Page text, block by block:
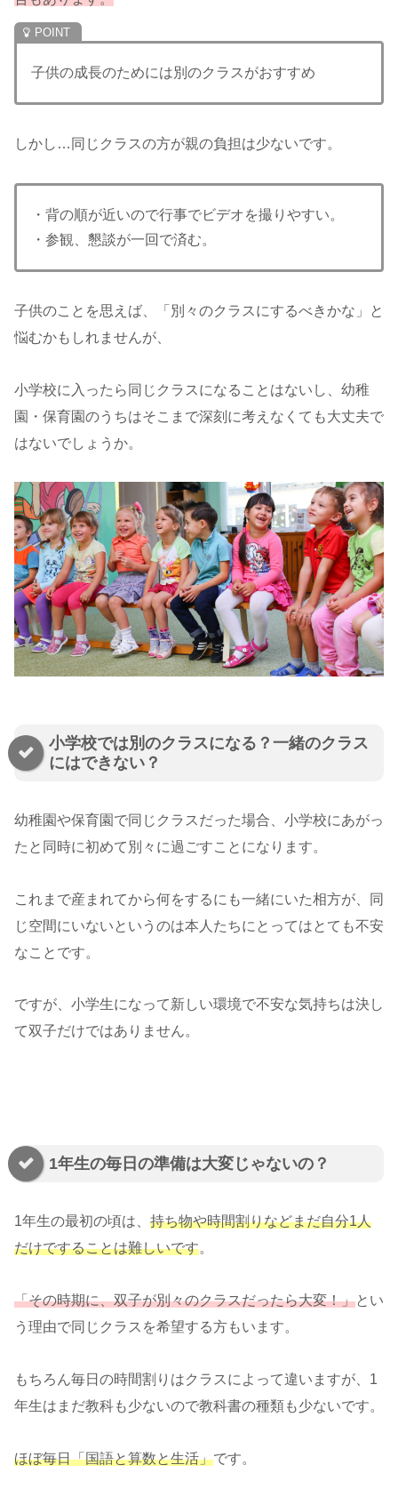
子供の成長のためには別のクラスがおすすめ
しかし…同じクラスの方が親の負担は少ないです。
・背の順が近いので行事でビデオを撮りやすい。
・参観、懇談が一回で済む。
子供のことを思えば、「別々のクラスにするべきかな」と
悩むかもしれませんが、
小学校に入ったら同じクラスになることはないし、幼稚
園・保育園のうちはそこまで深刻に考えなくても大丈夫で
はないでしょうか。
小学校では別のクラスになる？一緒のクラス
にはできない？
幼稚園や保育園で同じクラスだった場合、小学校にあがっ
たと同時に初めて別々に過ごすことになります。
これまで産まれてから何をするにも一緒にいた相方が、同
じ空間にいないというのは本人たちにとってはとても不安
なことです。
ですが、小学生になって新しい環境で不安な気持ちは決し
て双子だけではありません。
1年生の毎日の準備は大変じゃないの？
1年生の最初の頃は、 持ち物や時間割りなどまだ自分1人
だけですることは難しいです。
「その時期に、双子が別々のクラスだったら大変！」とい
う理由で同じクラスを希望する方もいます。
もちろん毎日の時間割りはクラスによって違いますが、1
年生はまだ教科も少ないので教科書の種類も少ないです。
ほぼ毎日「国語と算数と生活」です。